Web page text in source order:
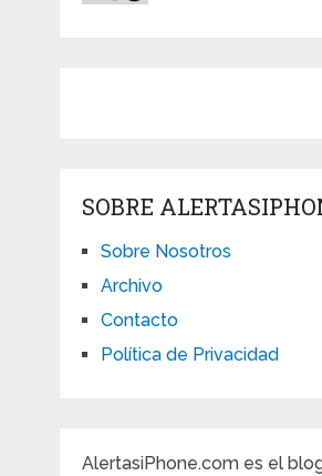
SOBRE
Sobre Nosotros
Archivo
Contacto
Política de Privacidad
AlertasiPhone.com es el